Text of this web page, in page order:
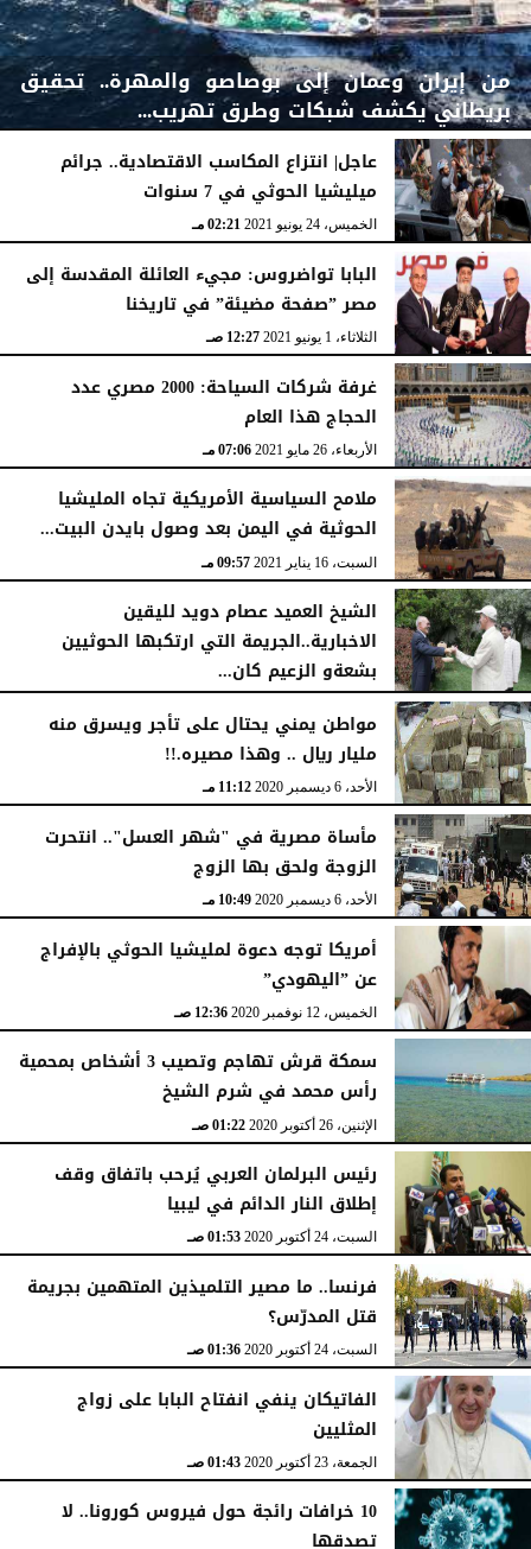
من إيران وعمان إلى بوصاصو والمهرة.. تحقيق
بريطاني يكشف شبكات وطرق تهريب...
السبت، 12 مارس 2022 02:07 صـ
عاجل| انتزاع المكاسب الاقتصادية.. جرائم
ميليشيا الحوثي في 7 سنوات
الخميس، 24 يونيو 2021 02:21 مـ
البابا تواضروس: مجيء العائلة المقدسة إلى
مصر ”صفحة مضيئة” في تاريخنا
الثلاثاء، 1 يونيو 2021 12:27 صـ
غرفة شركات السياحة: 2000 مصري عدد
الحجاج هذا العام
الأربعاء، 26 مايو 2021 07:06 مـ
ملامح السياسية الأمريكية تجاه المليشيا
الحوثية في اليمن بعد وصول بايدن البيت...
السبت، 16 يناير 2021 09:57 مـ
الشيخ العميد عصام دويد لليقين
الاخبارية..الجريمة التي ارتكبها الحوثيين
بشعةو الزعيم كان...
الإثنين، 21 ديسمبر 2020
مواطن يمني يحتال على تأجر ويسرق منه
مليار ريال .. وهذا مصيره.!!
الأحد، 6 ديسمبر 2020 11:12 مـ
مأساة مصرية في "شهر العسل".. انتحرت
الزوجة ولحق بها الزوج
الأحد، 6 ديسمبر 2020 10:49 مـ
أمريكا توجه دعوة لمليشيا الحوثي بالإفراج
عن ”اليهودي”
الخميس، 12 نوفمبر 2020 12:36 صـ
سمكة قرش تهاجم وتصيب 3 أشخاص بمحمية
رأس محمد في شرم الشيخ
الإثنين، 26 أكتوبر 2020 01:22 صـ
رئيس البرلمان العربي يُرحب باتفاق وقف
إطلاق النار الدائم في ليبيا
السبت، 24 أكتوبر 2020 01:53 صـ
فرنسا.. ما مصير التلميذين المتهمين بجريمة
قتل المدرّس؟
السبت، 24 أكتوبر 2020 01:36 صـ
الفاتيكان ينفي انفتاح البابا على زواج
المثليين
الجمعة، 23 أكتوبر 2020 01:43 صـ
10 خرافات رائجة حول فيروس كورونا.. لا
تصدقها